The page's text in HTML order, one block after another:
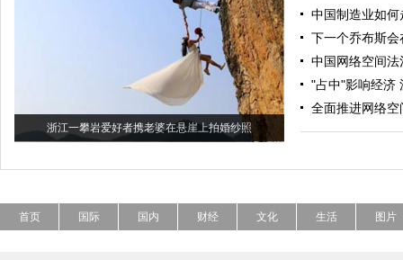
浙江一攀岩爱好者携老婆在悬崖上拍婚纱照
中国制造业如
下一个乔布斯
中国网络空间
"占中"影响经济
全面推进网络
首页 国际 国内 财经 文化 生活 图片